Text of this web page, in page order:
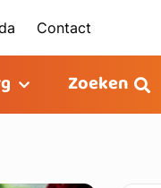
Contact
Zoeken